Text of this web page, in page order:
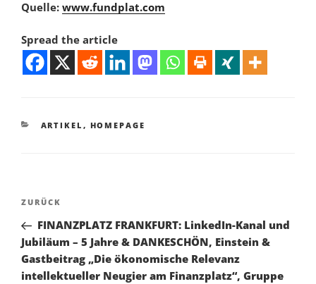
Quelle: www.fundplat.com
Spread the article
KATEGORIEN
ARTIKEL , HOMEPAGE
Beitragsnavigation
Vorheriger
Beitrag
ZURÜCK
FINANZPLATZ FRANKFURT: LinkedIn-Kanal und
Jubiläum – 5 Jahre & DANKESCHÖN, Einstein &
Gastbeitrag „Die ökonomische Relevanz
intellektueller Neugier am Finanzplatz“, Gruppe